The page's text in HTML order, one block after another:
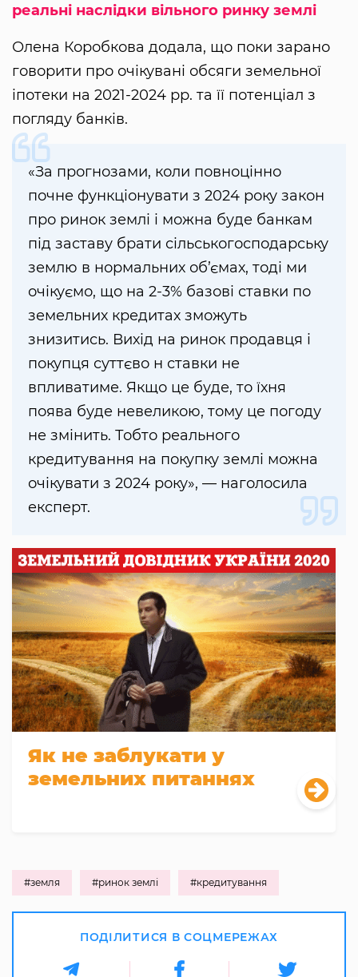
реальні наслідки вільного ринку землі
Олена Коробкова додала, що поки зарано
говорити про очікувані обсяги земельної
іпотеки на 2021-2024 рр. та її потенціал з
погляду банків.
«За прогнозами, коли повноцінно
почне функціонувати з 2024 року закон
про ринок землі і можна буде банкам
під заставу брати сільськогосподарську
землю в нормальних об’ємах, тоді ми
очікуємо, що на 2-3% базові ставки по
земельних кредитах зможуть
знизитись. Вихід на ринок продавця і
покупця суттєво н ставки не
впливатиме. Якщо це буде, то їхня
поява буде невеликою, тому це погоду
не змінить. Тобто реального
кредитування на покупку землі можна
очікувати з 2024 року», — наголосила
експерт.
Як не заблукати у
земельних питаннях
#земля #ринок землі #кредитування
ПОДІЛИТИСЯ В СОЦМЕРЕЖАХ